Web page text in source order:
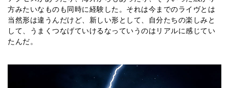
方みたいなものも同時に経験した。それは今までのライヴとは
当然形は違うんだけど、新しい形として、自分たちの楽しみと
して、うまくつなげていけるなっていうのはリアルに感じてい
たんだ。